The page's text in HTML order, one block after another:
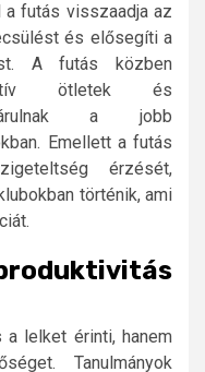
futás visszaadja az
és elősegíti a
A futás közben
ötletek és
a jobb
Emellett a futás
érzését,
történik, ami
lelket érinti, hanem
Tanulmányok